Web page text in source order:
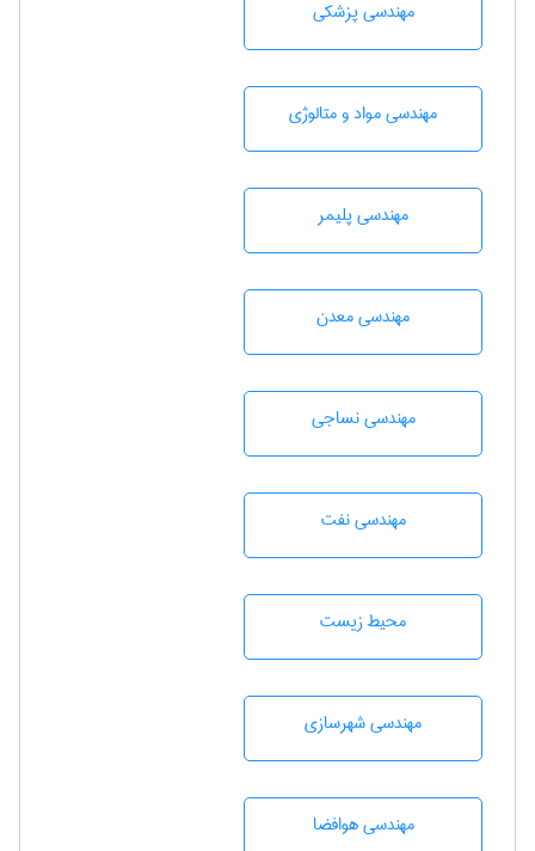
مهندسی پزشکی
مهندسی مواد و متالوژی
مهندسی پليمر
مهندسی معدن
مهندسي نساجی
مهندسی نفت
محيط زيست
مهندسی شهرسازی
مهندسی هوافضا